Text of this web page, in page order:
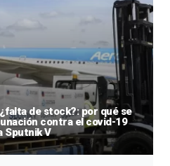
de stock?: por qué se
contra el covid-19
Sputnik V